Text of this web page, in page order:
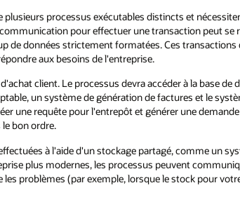
plusieurs processus exécutables distincts et
pour effectuer une transaction peut se
de données strictement formatées. Ces
aux besoins de l'entreprise.
client. Le processus devra accéder à la base de
un système de génération de factures et le
une requête pour l'entrepôt et générer une
bon ordre.
à l'aide d'un stockage partagé, comme un
plus modernes, les processus peuvent
problèmes (par exemple, lorsque le stock pour